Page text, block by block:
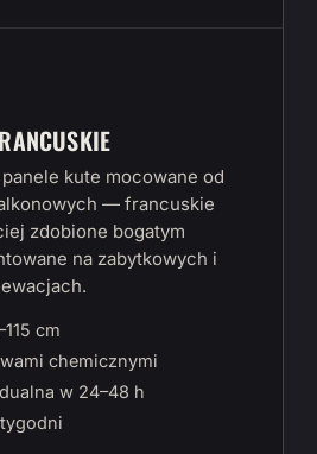
kute mocowane od
— francuskie
zdobione bogatym
na zabytkowych i
cm
chemicznymi
w 24–48 h